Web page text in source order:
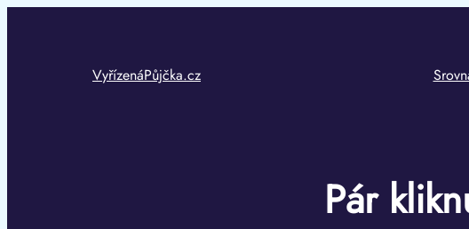
VyřízenáPůjčka.cz
Pár